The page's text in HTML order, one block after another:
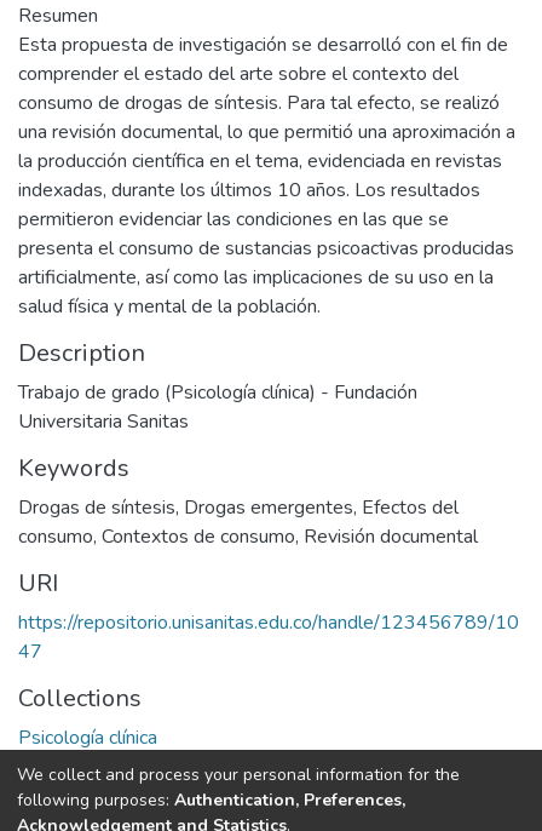
Resumen
Esta propuesta de investigación se desarrolló con el fin de
comprender el estado del arte sobre el contexto del
consumo de drogas de síntesis. Para tal efecto, se realizó
una revisión documental, lo que permitió una aproximación a
la producción científica en el tema, evidenciada en revistas
indexadas, durante los últimos 10 años. Los resultados
permitieron evidenciar las condiciones en las que se
presenta el consumo de sustancias psicoactivas producidas
artificialmente, así como las implicaciones de su uso en la
salud física y mental de la población.
Description
Trabajo de grado (Psicología clínica) - Fundación
Universitaria Sanitas
Keywords
Drogas de síntesis, Drogas emergentes, Efectos del
consumo, Contextos de consumo, Revisión documental
URI
https://repositorio.unisanitas.edu.co/handle/123456789/10
47
Collections
Psicología clínica
Full item page
We collect and process your personal information for the
following purposes: Authentication, Preferences,
Acknowledgement and Statistics.